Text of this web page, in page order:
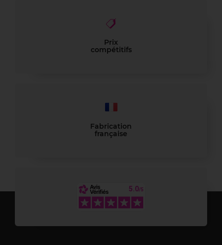
Prix
compétitifs
Fabrication
française